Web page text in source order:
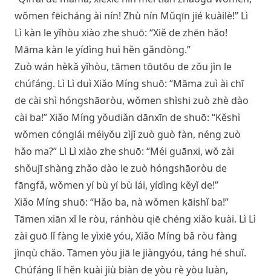
wǒmen fēicháng ài nín! Zhù nín Mǔqīn jié kuàilè!” Lì
Lì kàn le yǐhòu xiào zhe shuō: “Xiě de zhēn hǎo!
Māma kàn le yídìng huì hěn gǎndòng.”
Zuò wán hèkǎ yǐhòu, tāmen tōutōu de zǒu jìn le
chúfáng. Lì Lì duì Xiǎo Míng shuō: “Māma zuì ài chī
de cài shì hóngshāoròu, wǒmen shìshi zuò zhè dào
cài ba!” Xiǎo Míng yǒudiǎn dānxīn de shuō: “Kěshì
wǒmen cónglái méiyǒu zìjǐ zuò guò fàn, néng zuò
hǎo ma?” Lì Lì xiào zhe shuō: “Méi guānxi, wǒ zài
shǒujī shàng zhǎo dào le zuò hóngshāoròu de
fāngfǎ, wǒmen yí bù yí bù lái, yídìng kěyǐ de!”
Xiǎo Míng shuō: “Hǎo ba, nà wǒmen kāishǐ ba!”
Tāmen xiān xǐ le ròu, ránhòu qiē chéng xiǎo kuài. Lì Lì
zài guō lǐ fàng le yìxiē yóu, Xiǎo Míng bǎ ròu fàng
jìnqù chǎo. Tāmen yòu jiā le jiàngyóu, táng hé shuǐ.
Chúfáng lǐ hěn kuài jiù biàn de yòu rè yòu luàn,